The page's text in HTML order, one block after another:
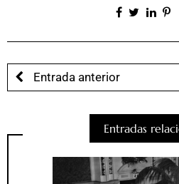
Entrada anterior
Entradas